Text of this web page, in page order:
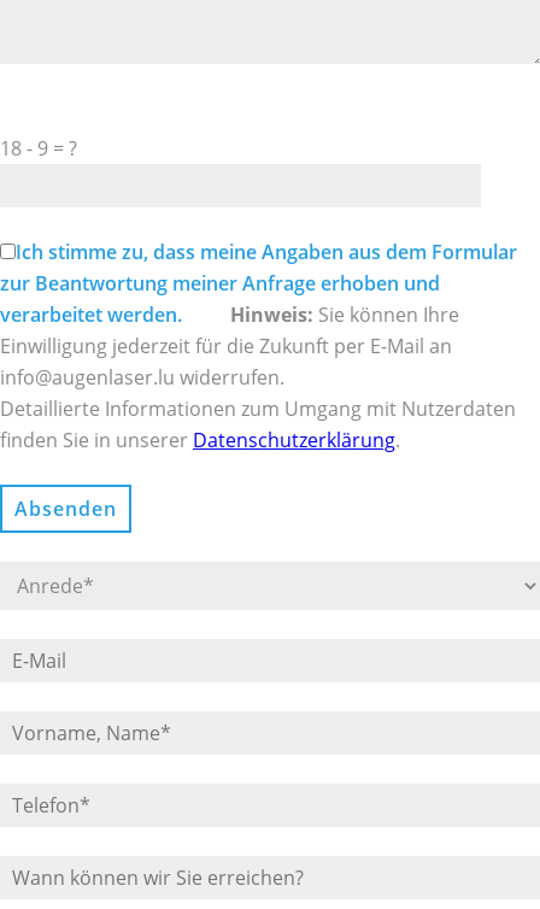
lasse
leer.
18 - 9 = ?
Ich stimme zu, dass meine Angaben aus dem Formular
zur Beantwortung meiner Anfrage erhoben und
verarbeitet werden.
Hinweis: Sie können Ihre
Einwilligung jederzeit für die Zukunft per E-Mail an
info@augenlaser.lu widerrufen.
Detaillierte Informationen zum Umgang mit Nutzerdaten
finden Sie in unserer Datenschutzerklärung.